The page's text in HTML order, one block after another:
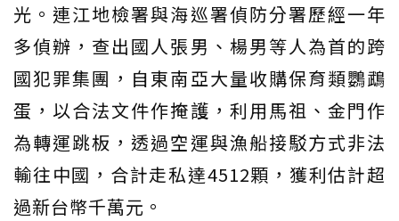
光。連江地檢署與海巡署偵防分署歷經一年
多偵辦，查出國人張男、楊男等人為首的跨
國犯罪集團，自東南亞大量收購保育類鸚鵡
蛋，以合法文件作掩護，利用馬祖、金門作
為轉運跳板，透過空運與漁船接駁方式非法
輸往中國，合計走私達4512顆，獲利估計超
過新台幣千萬元。